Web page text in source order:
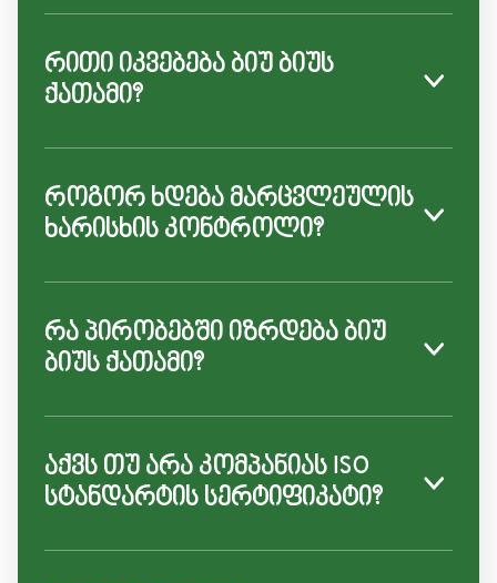
რითი იკვებება ბიუ ბიუს
ქათამი?
როგორ ხდება მარცვლეულის
ხარისხის კონტროლი?
რა პირობებში იზრდება ბიუ
ბიუს ქათამი?
აქვს თუ არა კომპანიას ISO
სტანდარტის სერტიფიკატი?